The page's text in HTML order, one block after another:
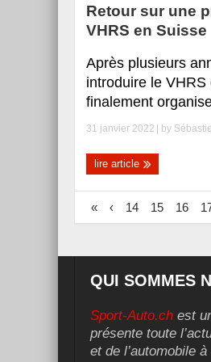
Retour sur une
VHRS en Suisse
Après plusieurs
introduire le
finalement
31 janvier 2022 | by
lire article
« ‹ 14 15 16
QUI SOMMES
Sport-Auto.ch est
présente toute
et de l’automobile